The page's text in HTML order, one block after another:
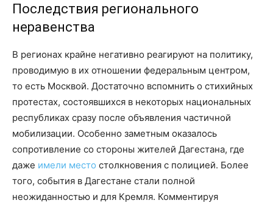
Последствия регионального
неравенства
В регионах крайне негативно реагируют на политику,
проводимую в их отношении федеральным центром,
то есть Москвой. Достаточно вспомнить о стихийных
протестах, состоявшихся в некоторых национальных
республиках сразу после объявления частичной
мобилизации. Особенно заметным оказалось
сопротивление со стороны жителей Дагестана, где
даже имели место столкновения с полицией. Более
того, события в Дагестане стали полной
неожиданностью и для Кремля. Комментируя